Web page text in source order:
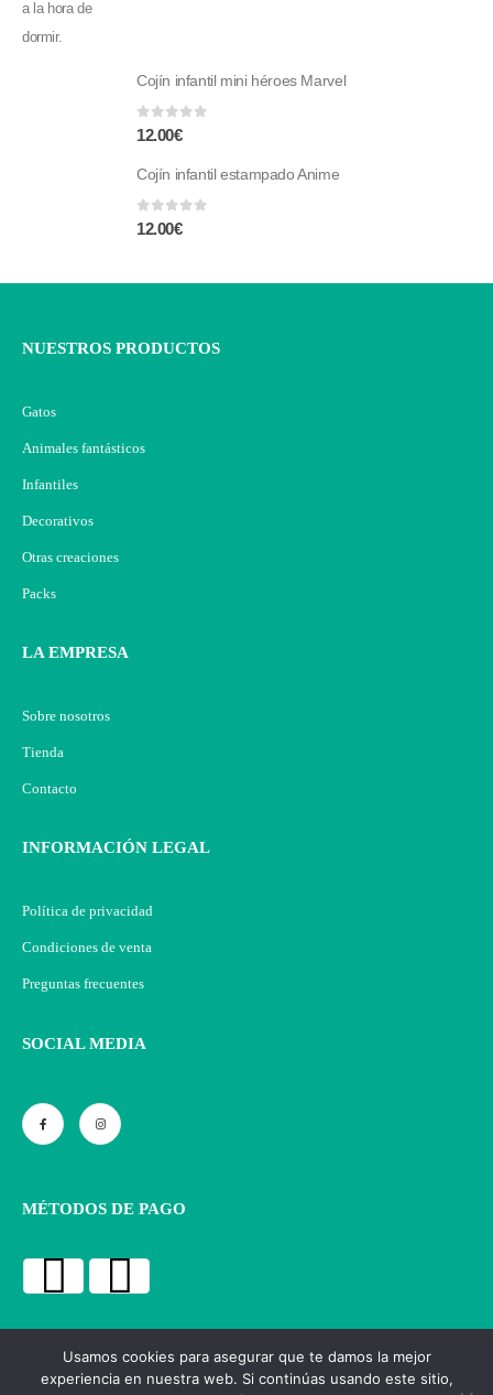
Cojín infantil mini héroes Marvel
0fuera de 5
12.00€
Cojín infantil estampado Anime
0fuera de 5
12.00€
NUESTROS PRODUCTOS
Gatos
Animales fantásticos
Infantiles
Decorativos
Otras creaciones
Packs
LA EMPRESA
Sobre nosotros
Tienda
Contacto
INFORMACIÓN LEGAL
Política de privacidad
Condiciones de venta
Preguntas frecuentes
SOCIAL MEDIA
MÉTODOS DE PAGO
Azul Vintage © 2023 | Todos los derechos reservados
Usamos cookies para asegurar que te damos la mejor
experiencia en nuestra web. Si continúas usando este sitio,